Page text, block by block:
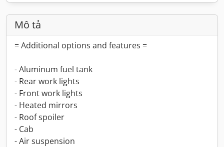
Mô tả
= Additional options and features =
- Aluminum fuel tank
- Rear work lights
- Front work lights
- Heated mirrors
- Roof spoiler
- Cab
- Air suspension